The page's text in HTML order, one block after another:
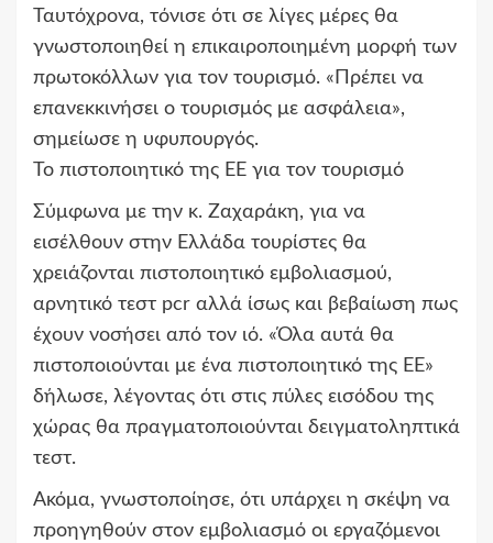
Ταυτόχρονα, τόνισε ότι σε λίγες μέρες θα
γνωστοποιηθεί η επικαιροποιημένη μορφή των
πρωτοκόλλων για τον τουρισμό. «Πρέπει να
επανεκκινήσει ο τουρισμός με ασφάλεια»,
σημείωσε η υφυπουργός.
Το πιστοποιητικό της ΕΕ για τον τουρισμό
Σύμφωνα με την κ. Ζαχαράκη, για να
εισέλθουν στην Ελλάδα τουρίστες θα
χρειάζονται πιστοποιητικό εμβολιασμού,
αρνητικό τεστ pcr αλλά ίσως και βεβαίωση πως
έχουν νοσήσει από τον ιό. «Όλα αυτά θα
πιστοποιούνται με ένα πιστοποιητικό της ΕΕ»
δήλωσε, λέγοντας ότι στις πύλες εισόδου της
χώρας θα πραγματοποιούνται δειγματοληπτικά
τεστ.
Ακόμα, γνωστοποίησε, ότι υπάρχει η σκέψη να
προηγηθούν στον εμβολιασμό οι εργαζόμενοι